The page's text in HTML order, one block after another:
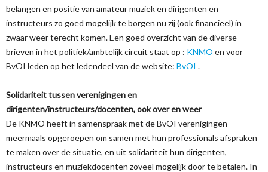
belangen en positie van amateur muziek en dirigenten en
instructeurs zo goed mogelijk te borgen nu zij (ook financieel) in
zwaar weer terecht komen. Een goed overzicht van de diverse
brieven in het politiek/ambtelijk circuit staat op : KNMO en voor
BvOI leden op het ledendeel van de website: BvOI .
Solidariteit tussen verenigingen en
dirigenten/instructeurs/docenten, ook over en weer
De KNMO heeft in samenspraak met de BvOI verenigingen
meermaals opgeroepen om samen met hun professionals afspraken
te maken over de situatie, en uit solidariteit hun dirigenten,
instructeurs en muziekdocenten zoveel mogelijk door te betalen. In